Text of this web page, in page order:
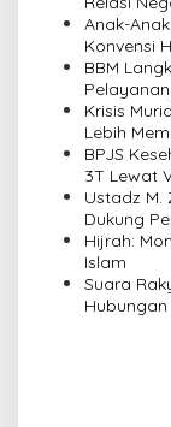
Anak-
Konvensi
BBM
Krisis
Lebih
BPJS
3T Lewat
Ustadz M.
Dukung
Pengajian
Hijrah:
Islam
Suara